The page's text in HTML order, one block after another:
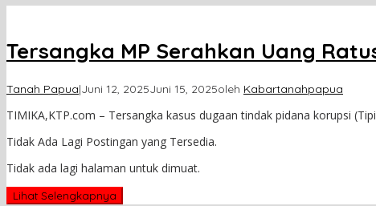
Tersangka MP Serahkan Uang
Tanah Papua|Juni 12, 2025Juni 15, 2025oleh Kabartanahpapua
TIMIKA,KTP.com – Tersangka kasus dugaan tindak pidana korupsi
Tidak Ada Lagi Postingan yang Tersedia.
Tidak ada lagi halaman untuk dimuat.
Lihat Selengkapnya